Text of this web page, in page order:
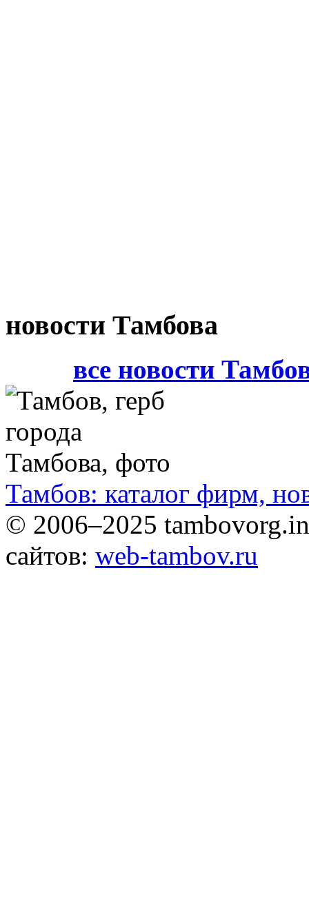
новости Тамбова
все новости
Тамбов: каталог фирм,
© 2006–2025
сайтов: web-tambov.ru